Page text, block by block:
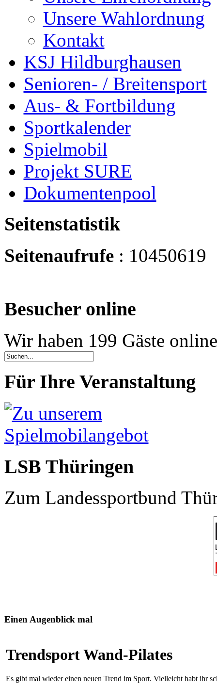
Unsere Wahlordnung
Kontakt
KSJ Hildburghausen
Senioren- / Breitensport
Aus- & Fortbildung
Sportkalender
Spielmobil
Projekt SURE
Dokumentenpool
Seitenstatistik
Seitenaufrufe: 10450619
Besucher online
Wir haben 199 Gäste online
Für Ihre Veranstaltung
LSB Thüringen
Zum Landessportbund
Einen Augenblick mal
Trendsport Wand-Pilates
Es gibt mal wieder einen neuen Trend im Sport. Vielleicht habt ihr